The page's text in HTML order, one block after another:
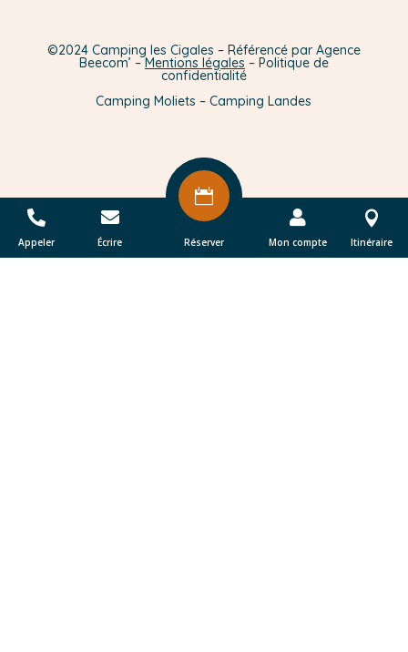

Appeler

Écrire

Réserver

Mon compte

Itinéraire
©2024 Camping les Cigales – Référencé par Agence
Beecom’ –Mentions légales – Politique de
confidentialité
Camping Moliets – Camping Landes